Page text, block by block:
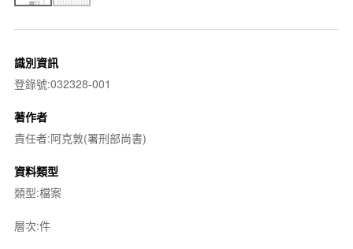
識別資訊
登錄號:032328-001
著作者
責任者:阿克敦(署刑部尚書)
資料類型
類型:檔案
層次:件